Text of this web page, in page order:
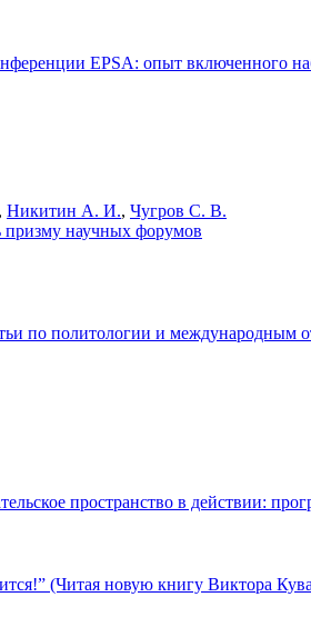
ЕPSA: опыт включенного
, Никитин А. И., Чугров С. В.
научных форумов
по политологии и международным
пространство в действии:
(Читая новую книгу Виктора